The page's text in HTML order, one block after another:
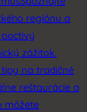
regiónu a
zážitok.
na tradičné
reštaurácie a
môžete